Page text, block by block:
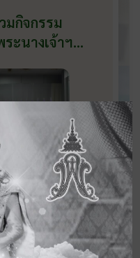
กิจกรรม
ะนางเจ้าฯ
กาสวันเฉลิม
งานอำเภอ
ะชาคมริมน้ำ
มด